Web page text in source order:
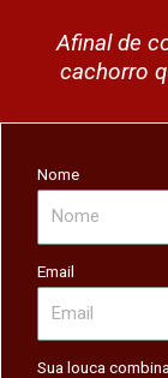
Afinal de
cachorro
Nome
Email
Sua louca